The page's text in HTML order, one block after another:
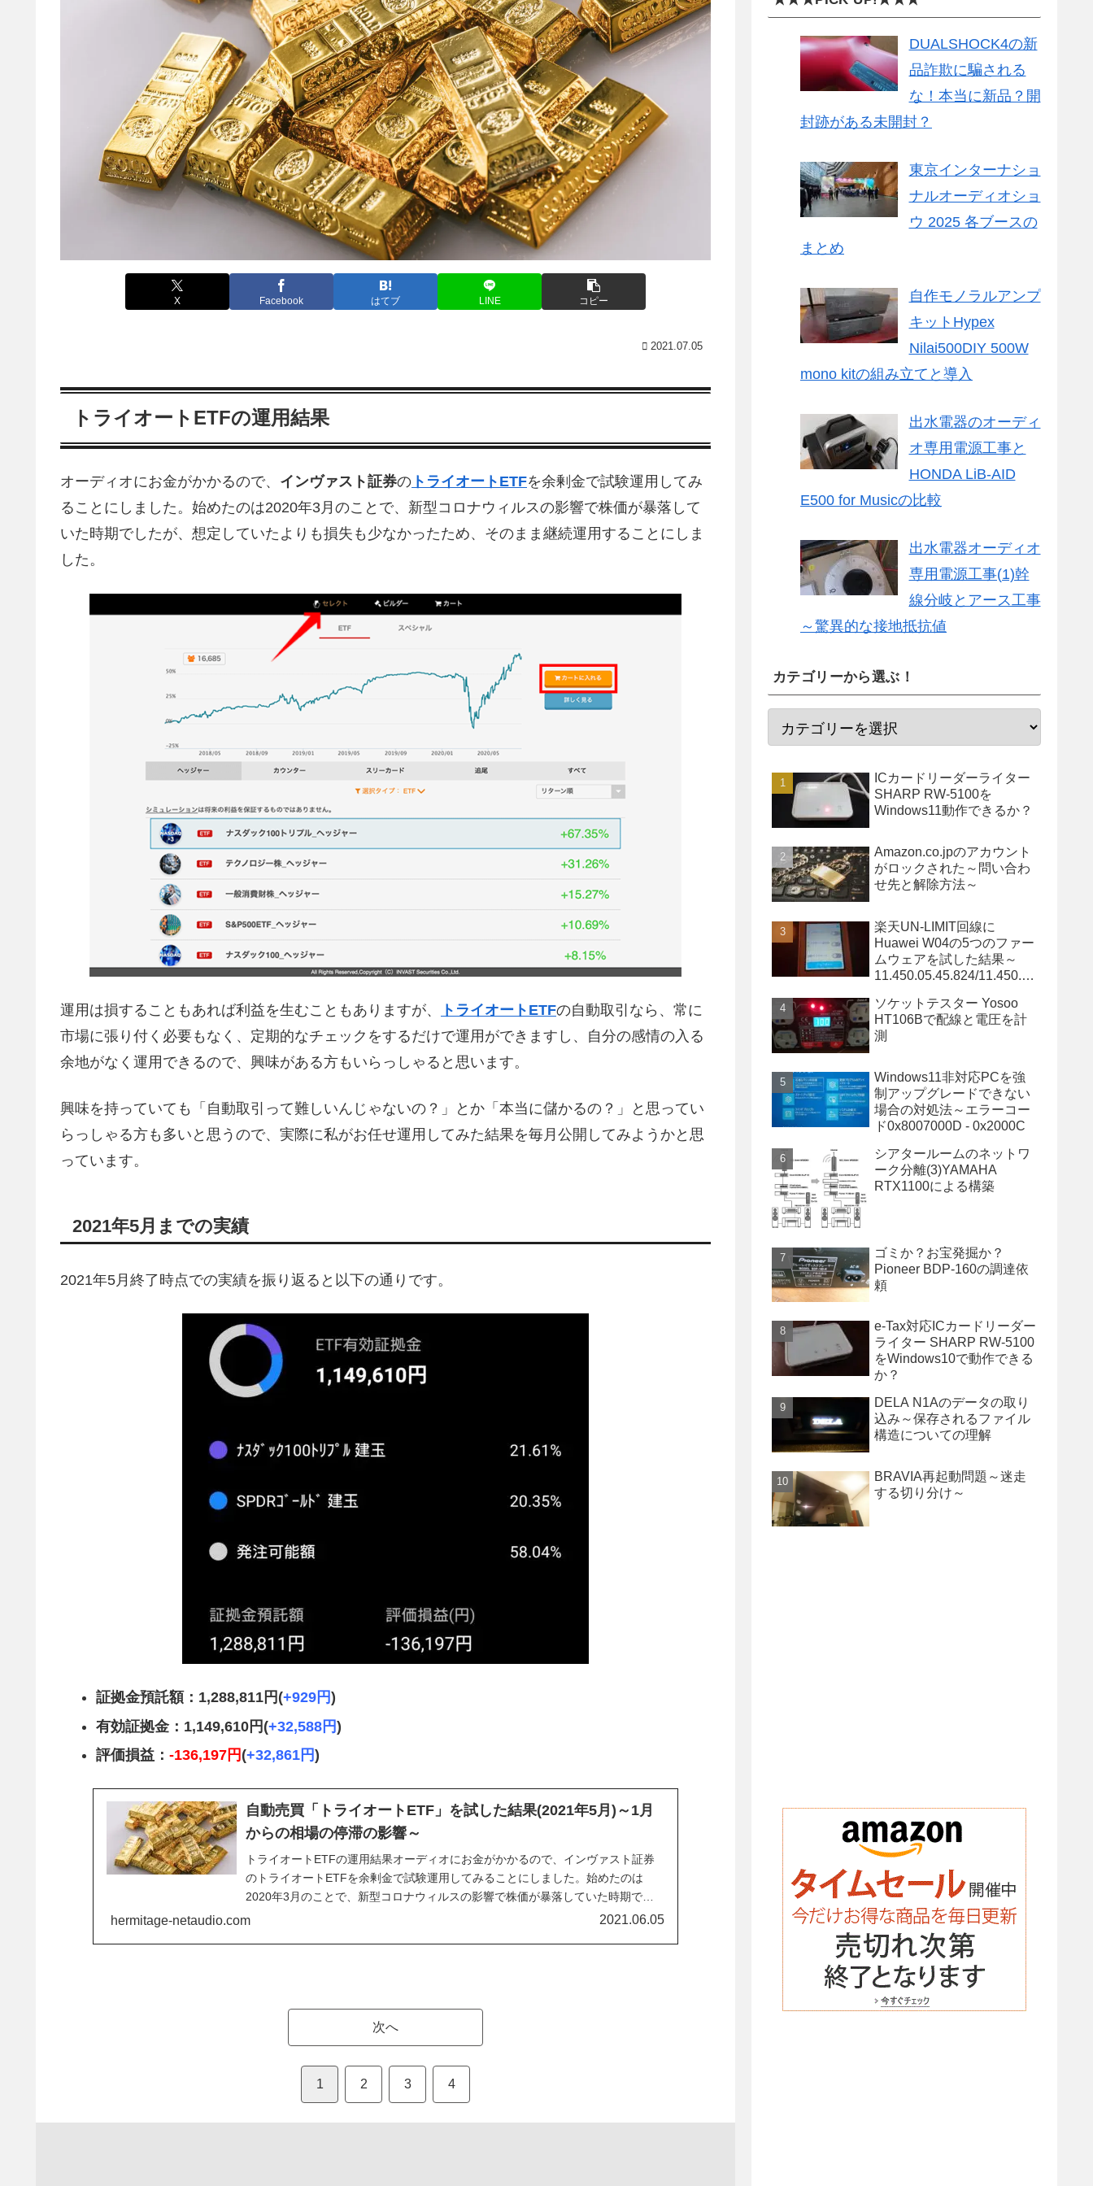
X Facebook はてブ LINE コピー
2021.07.05
トライオートETFの運用結果
オーディオにお金がかかるので、 インヴァスト証券の トライオートETFを余剰金で試験運用してみ
ることにしました。始めたのは2020年3月のことで、新型コロナウィルスの影響で株価が暴落して
いた時期でしたが、想定していたよりも損失も少なかったため、そのまま継続運用することにしま
した。
運用は損することもあれば利益を生むこともありますが、 トライオートETFの自動取引なら、常に
市場に張り付く必要もなく、定期的なチェックをするだけで運用ができますし、自分の感情の入る
余地がなく運用できるので、興味がある方もいらっしゃると思います。
興味を持っていても「自動取引って難しいんじゃないの？」とか「本当に儲かるの？」と思ってい
らっしゃる方も多いと思うので、実際に私がお任せ運用してみた結果を毎月公開してみようかと思
っています。
2021年5月までの実績
2021年5月終了時点での実績を振り返ると以下の通りです。
証拠金預託額：1,288,811円(+929円)
有効証拠金：1,149,610円(+32,588円)
評価損益： -136,197円 (+32,861円)
自動売買「トライオートETF」を試した結果(2021年5月)～1月
からの相場の停滞の影響～
トライオートETFの運用結果オーディオにお金がかかるので、インヴァスト証券
のトライオートETFを余剰金で試験運用してみることにしました。始めたのは
2020年3月のことで、新型コロナウィルスの影響で株価が暴落していた時期でし
たが、想定していた...
hermitage-netaudio.com 2021.06.05
次へ
1 2 3 4
DUALSHOCK4の新
品詐欺に騙される
な！本当に新品？開
封跡がある未開封？
東京インターナショ
ナルオーディオショ
ウ 2025 各ブースの
まとめ
自作モノラルアンプ
キットHypex
Nilai500DIY 500W
mono kitの組み立てと導入
出水電器のオーディ
オ専用電源工事と
HONDA LiB-AID
E500 for Musicの比較
出水電器オーディオ
専用電源工事(1)幹
線分岐とアース工事
～驚異的な接地抵抗値
カテゴリーから選ぶ！
ICカードリーダーライター
SHARP RW-5100を
Windows11動作できるか？
Amazon.co.jpのアカウント
がロックされた～問い合わ
せ先と解除方法～
楽天UN-LIMIT回線に
Huawei W04の5つのファー
ムウェアを試した結果～
11.450.05.45.824/11.450.05
OK～
ソケットテスター Yosoo
HT106Bで配線と電圧を計
測
Windows11非対応PCを強
制アップグレードできない
場合の対処法～エラーコー
ド0x8007000D - 0x2000C
シアタールームのネットワ
ーク分離(3)YAMAHA
RTX1100による構築
ゴミか？お宝発掘か？
Pioneer BDP-160の調達依
頼
e-Tax対応ICカードリーダー
ライター SHARP RW-5100
をWindows10で動作できる
か？
DELA N1Aのデータの取り
込み～保存されるファイル
構造についての理解
BRAVIA再起動問題～迷走
する切り分け～